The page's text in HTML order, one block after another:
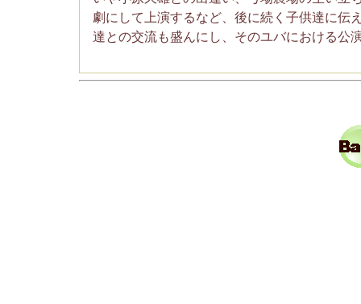
劇にして上演するなど、後に続く子供達に伝
達との交流も盛んにし、そのユバにおける公